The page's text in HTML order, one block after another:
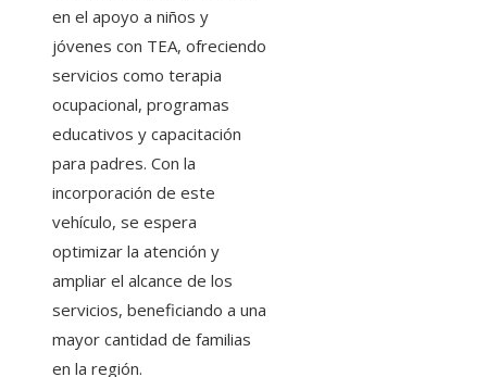
en el apoyo a niños y
jóvenes con TEA, ofreciendo
servicios como terapia
ocupacional, programas
educativos y capacitación
para padres. Con la
incorporación de este
vehículo, se espera
optimizar la atención y
ampliar el alcance de los
servicios, beneficiando a una
mayor cantidad de familias
en la región.